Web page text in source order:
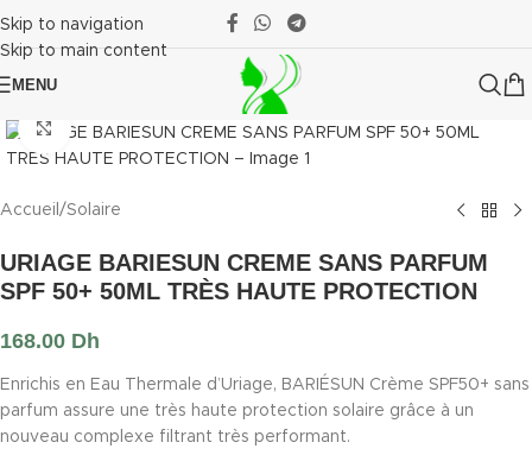
Skip to navigation
Skip to main content
MENU
Click to enlarge
Accueil /Solaire
URIAGE BARIESUN CREME SANS PARFUM
SPF 50+ 50ML TRÈS HAUTE PROTECTION
168.00 Dh
Enrichis en Eau Thermale d’Uriage, BARIÉSUN Crème SPF50+ sans
parfum assure une très haute protection solaire grâce à un
nouveau complexe filtrant très performant.